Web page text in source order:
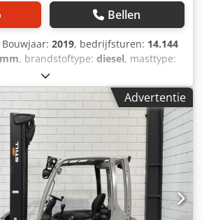
Bellen
Bouwjaar: 2019, bedrijfsturen: 14.144
, brandstoftype: diesel, masttype:
1.500 mm, vorkbreedte:
mm, totale lengte:3.300 mm, totale
kleur:rood, Ledig gewicht: 13.050 kg
Prijs: Op aanvraag - Bouwjaar: 2019
Ja - └ Type documentatie:
Csdpfx Aszta Husaherf - CE
- CE certificaat aanwezig: Nee -
- Draaiuren: 14144 -
- Hefhoogte: 5878mm -
- Vorklengte: 1500mm - Maximale
Advertentie